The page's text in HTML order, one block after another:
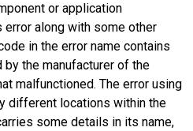
or application
along with some other
in the error name contains
by the manufacturer of the
malfunctioned. The error using
different locations within the
some details in its name,